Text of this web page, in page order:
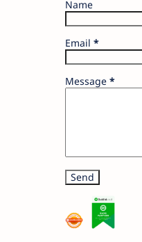
Name
Email *
Message *